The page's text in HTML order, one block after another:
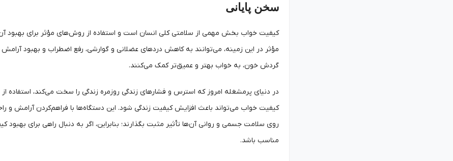
سخن پایانی
کیفیت خواب بخش مهمی از سلامتی کلی انسان است و استفاده از روش‌های مؤثر برای بهبود
مؤثر در این زمینه، می‌توانند به کاهش دردهای عضلانی و گوارشی، رفع اضطراب و بهبود
گردش خون، به خواب بهتر و عمیق‌تر کمک می‌کنند.
در دنیای پرمشغله امروز که استرس و فشارهای زندگی روزمره زندگی را سخت می‌کند، استفاده
کیفیت خواب می‌تواند باعث افزایش کیفیت زندگی شود. این دستگاه‌ها با فراهم‌کردن آرامش و
روی سلامت جسمی و روانی آن‌ها تأثیر مثبت بگذارند؛ بنابراین، اگر به دنبال راهی برای بهبود
مناسب باشد.